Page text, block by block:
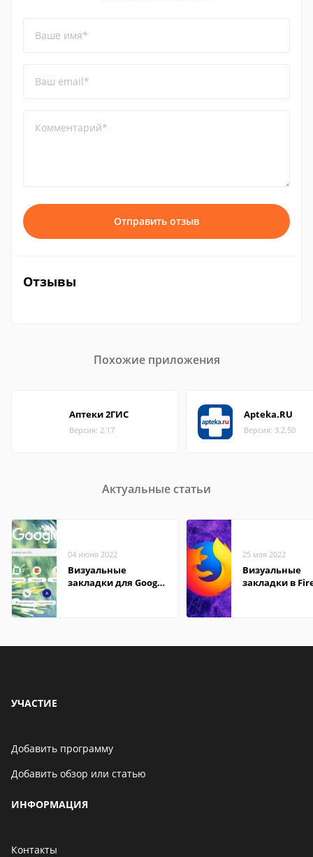
Ваше имя*
Ваш email*
Комментарий*
Отправить отзыв
Отзывы
Похожие приложения
Аптеки 2ГИС
Версия: 2.17
Apteka.RU
Версия: 3.2.50
Актуальные статьи
04 июня 2022
Визуальные
закладки для Google
25 мая 2022
Визуальные
закладки в
УЧАСТИЕ
Добавить программу
Добавить обзор или статью
ИНФОРМАЦИЯ
Контакты